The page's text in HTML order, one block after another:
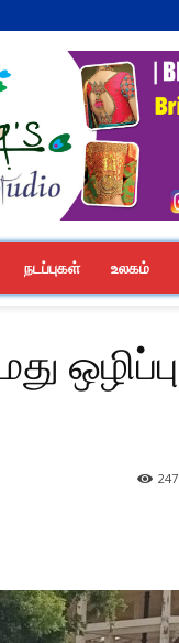
நடப்புகள் உலகம்
ஒழிப்பு
247